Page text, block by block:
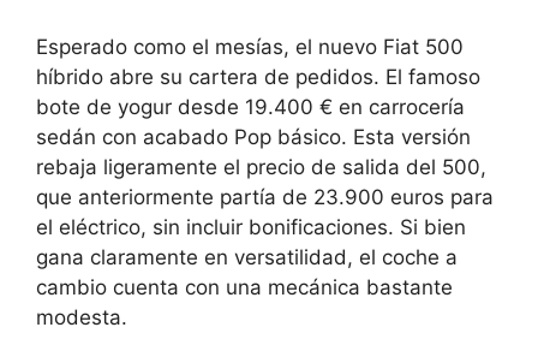
Esperado como el mesías, el nuevo Fiat 500
híbrido abre su cartera de pedidos. El famoso
bote de yogur desde 19.400 € en carrocería
sedán con acabado Pop básico. Esta versión
rebaja ligeramente el precio de salida del 500,
que anteriormente partía de 23.900 euros para
el eléctrico, sin incluir bonificaciones. Si bien
gana claramente en versatilidad, el coche a
cambio cuenta con una mecánica bastante
modesta.